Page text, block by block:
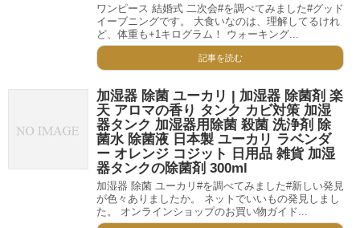
ワンピース 結婚式 二次会#を調べてみました#グッド
イーブニングです。 大食いなのは、理解してるけれ
ど、体重も+1キログラム！ ウォーキング...
記事を読む
加湿器 除菌 ユーカリ | 加湿器 除菌剤 楽
天 アロマの香り タンク カビ対策 加湿
器タンク 加湿器用除菌 殺菌 洗浄剤 除
菌水 除菌液 日本製 ユーカリ ラベンダ
ー オレンジ コジット 日用品 雑貨 加湿
器タンクの除菌剤 300ml
加湿器 除菌 ユーカリ#を調べてみました#新しい発見
が色々ありましたか。 ネットでいいもの発見しまし
た。 オンラインショップのお買い物ガイド...